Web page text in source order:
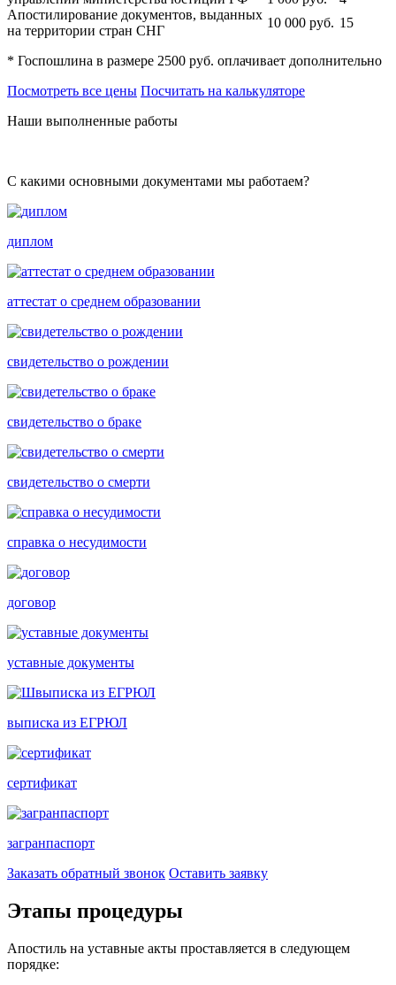
Апостилирование документов, выданных
на территории стран СНГ
10 000 руб. 15
* Госпошлина в размере 2500 руб. оплачивает дополнительно
Посмотреть все цены Посчитать на калькуляторе
Наши выполненные работы
С какими основными документами мы работаем?
диплом
аттестат о среднем образовании
свидетельство о рождении
свидетельство о браке
свидетельство о смерти
справка о несудимости
договор
уставные документы
выписка из ЕГРЮЛ
сертификат
загранпаспорт
Заказать обратный звонок Оставить заявку
Этапы процедуры
Апостиль на уставные акты проставляется в следующем
порядке: